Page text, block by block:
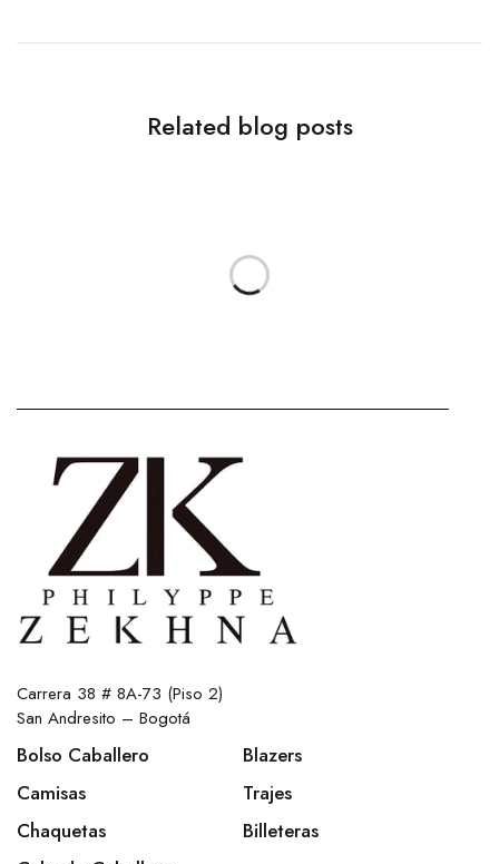
Related blog posts
Carrera 38 # 8A-73 (Piso 2)
San Andresito – Bogotá
Bolso Caballero
Camisas
Chaquetas
Blazers
Trajes
Billeteras